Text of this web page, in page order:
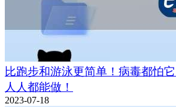
比跑步和游泳更简单！病毒都怕
人人都能做！
2023-07-18